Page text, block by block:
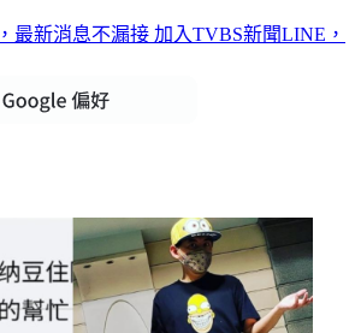
最新消息不漏接 加入TVBS新聞LINE，